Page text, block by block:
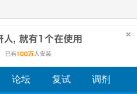
论坛 复试 调剂